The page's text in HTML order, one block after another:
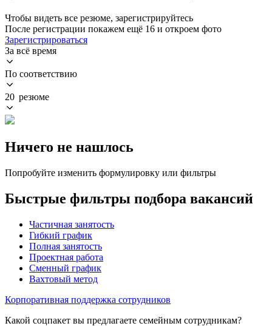
Чтобы видеть все резюме, зарегистрируйтесь
После регистрации покажем ещё 16 и откроем фото
Зарегистрироваться
За всё время
По соответствию
20 резюме
Ничего не нашлось
Попробуйте изменить формулировку или фильтры
Быстрые фильтры подбора вакансий
Частичная занятость
Гибкий график
Полная занятость
Проектная работа
Сменный график
Вахтовый метод
Корпоративная поддержка сотрудников
Какой соцпакет вы предлагаете семейным сотрудникам?